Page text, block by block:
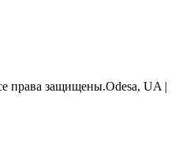
права защищены.Odesa, UA |